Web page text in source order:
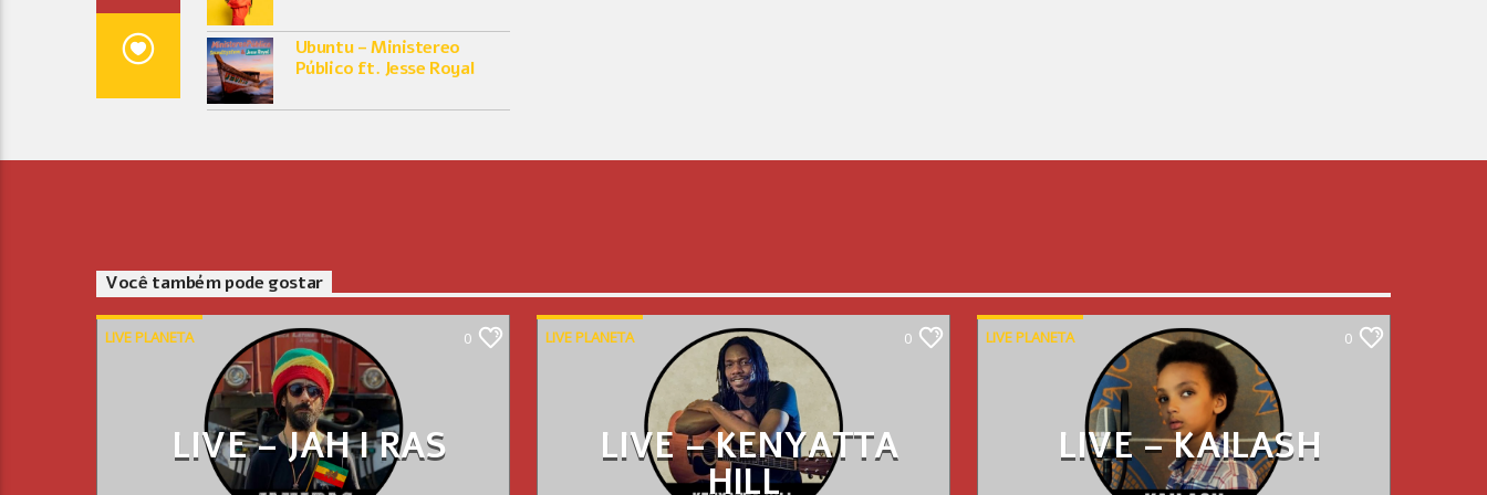
Ubuntu – Ministereo
Público ft. Jesse Royal
Você também pode gostar
LIVE PLANETA 0
LIVE – JAH I RAS
LIVE PLANETA 0
LIVE – KENYATTA
HILL
LIVE PLANETA 0
LIVE – KAILASH